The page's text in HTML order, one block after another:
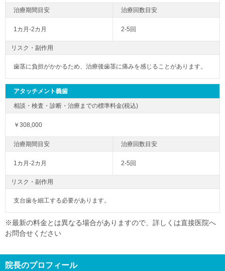
1カ月-2カ月 2-5回
リスク・副作用
歯茎に負担がかかるため、治療後歯茎に痛みを感じることがあります。
アタッチメント義歯
￥308,000
1カ月-2カ月 2-5回
リスク・副作用
支台歯を細工する必要があります。
※最新の料金とは異なる場合がありますので、詳しくは直接医院へ
お問合せください
院長のプロフィール